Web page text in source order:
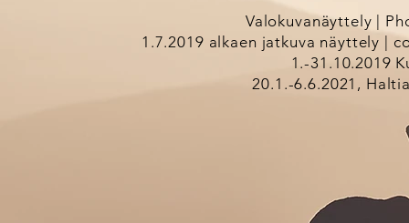
Valokuvanäyttely |
1.7.2019 alkaen jatkuva näyttely |
1.-31.10.2019
20.1.-6.6.2021,